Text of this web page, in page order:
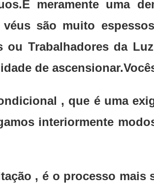
meramente uma
são muito
ou Trabalhadores da
de
, que é uma
interiormente
, é o processo